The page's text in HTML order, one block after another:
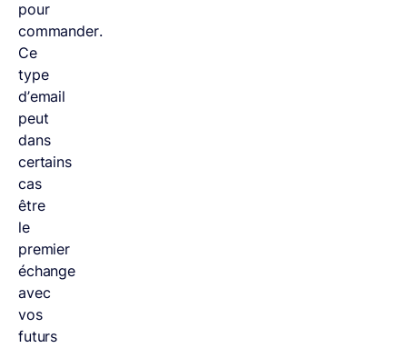
pour
commander.
Ce
type
d’email
peut
dans
certains
cas
être
le
premier
échange
avec
vos
futurs